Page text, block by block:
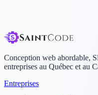
Conception web abordable,
entreprises au Québec et au
Entreprises